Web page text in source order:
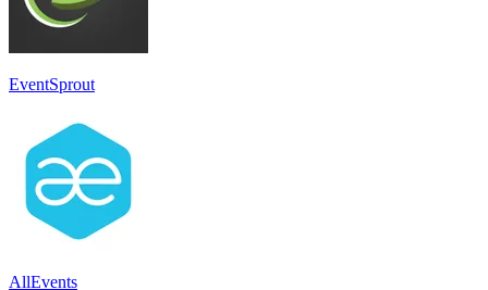
EventSprout
AllEvents